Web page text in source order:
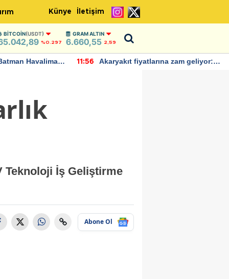
Künye İletişim
BITCOIN(USDT)
%0.297
GRAM ALTIN
6.660,55 2,59
Havalimanı
11:56
Akaryakıt fiyatlarına zam geliyor:
Teknoloji İş Geliştirme
Abone Ol